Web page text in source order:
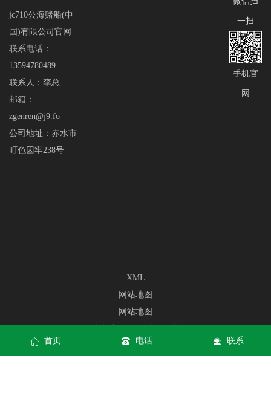
jc710公海赌船(中
国)有限公司官网
联系电话：
13594780489
联系人：李总
邮箱：
zgenren@j9.fo
公司地址：赤水市
叮色囚牢238号
一扫
手机官
网
XML
网站地图
网站地图
公海赌船710网站网页版
公海赌船710网站手机版入口
首页 电话 联系